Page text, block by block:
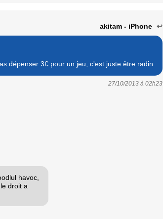
akitam - iPhone ↩
dépenser 3€ pour un jeu, c'est juste être radin.
27/10/2013 à 02h23
havoc,
droit a